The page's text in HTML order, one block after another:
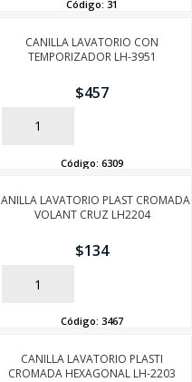
Código: 31
CANILLA LAVATORIO CON
TEMPORIZADOR LH-3951
$457
AÑADIR
Código: 6309
LAVATORIO PLAST CROMADA
VOLANT CRUZ LH2204
$134
AÑADIR
Código: 3467
CANILLA LAVATORIO PLASTI
CROMADA HEXAGONAL LH-2203